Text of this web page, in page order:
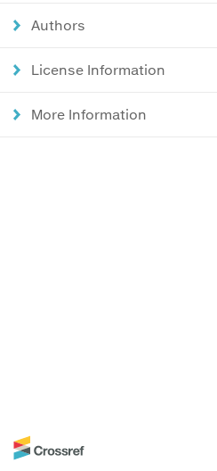
Authors
License Information
More Information